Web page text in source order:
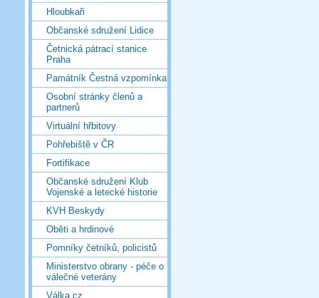
Hloubkaři
Občanské sdružení Lidice
Četnická pátrací stanice
Praha
Památník Čestná vzpomínka
Osobní stránky členů a
partnerů
Virtuální hřbitovy
Pohřebiště v ČR
Fortifikace
Občanské sdružení Klub
Vojenské a letecké historie
KVH Beskydy
Oběti a hrdinové
Pomníky četníků, policistů
Ministerstvo obrany - péče o
válečné veterány
Válka.cz